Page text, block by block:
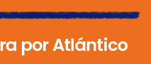
ra porAtlántico